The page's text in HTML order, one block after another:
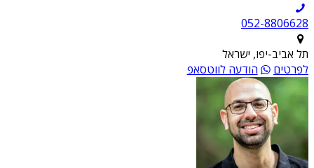
052-8806628
תל אביב-יפו, ישראל
לפרטים
הודעה לווטסאפ